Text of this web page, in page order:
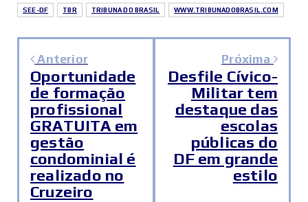
SEE-DF TBR TRIBUNA DO BRASIL WWW.TRIBUNADOBRASIL.COM
Anterior
Oportunidade
de formação
profissional
GRATUITA em
gestão
condominial é
realizado no
Cruzeiro
Próxima
Desfile Cívico-
Militar tem
destaque das
escolas
públicas do
DF em grande
estilo